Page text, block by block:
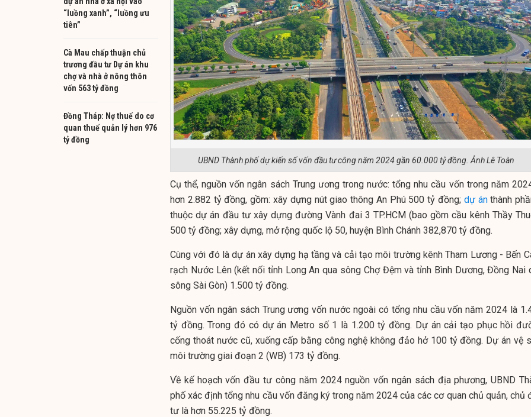
“luồng xanh”, “luồng ưu
tiên”
Cà Mau chấp thuận chủ
trương đầu tư Dự án khu
chợ và nhà ở nông thôn
vốn 563 tỷ đồng
Đồng Tháp: Nợ thuế do cơ
quan thuế quản lý hơn 976
tỷ đồng
UBND Thành phố dự kiến số vốn đầu tư công năm 2024 gần 60.000 tỷ đồng. Ảnh Lê Toàn
Cụ thể, nguồn vốn ngân sách Trung ương trong nước: tổng nhu cầu vốn trong năm
hơn 2.882 tỷ đồng, gồm: xây dựng nút giao thông An Phú 500 tỷ đồng; dự ánthành
thuộc dự án đầu tư xây dựng đường Vành đai 3 TP.HCM (bao gồm cầu kênh Thầy
500 tỷ đồng; xây dựng, mở rộng quốc lộ 50, huyện Bình Chánh 382,870 tỷ đồng.
Cùng với đó là dự án xây dựng hạ tầng và cải tạo môi trường kênh Tham Lương - Bến
rạch Nước Lên (kết nối tỉnh Long An qua sông Chợ Đệm và tỉnh Bình Dương, Đồng Nai
sông Sài Gòn) 1.500 tỷ đồng.
Nguồn vốn ngân sách Trung ương vốn nước ngoài có tổng nhu cầu vốn năm 2024 là
tỷ đồng. Trong đó có dự án Metro số 1 là 1.200 tỷ đồng. Dự án cải tạo phục hồi
cống thoát nước cũ, xuống cấp bằng công nghệ không đảo hở 100 tỷ đồng. Dự án vệ
môi trường giai đoạn 2 (WB) 173 tỷ đồng.
Về kế hoạch vốn đầu tư công năm 2024 nguồn vốn ngân sách địa phương, UBND
phố xác định tổng nhu cầu vốn đăng ký trong năm 2024 của các cơ quan chủ quản, chủ
tư là hơn 55.225 tỷ đồng.